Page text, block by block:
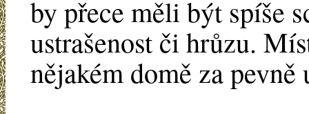
by přece měli být spíše
ustrašenost či hrůzu.
nějakém domě za